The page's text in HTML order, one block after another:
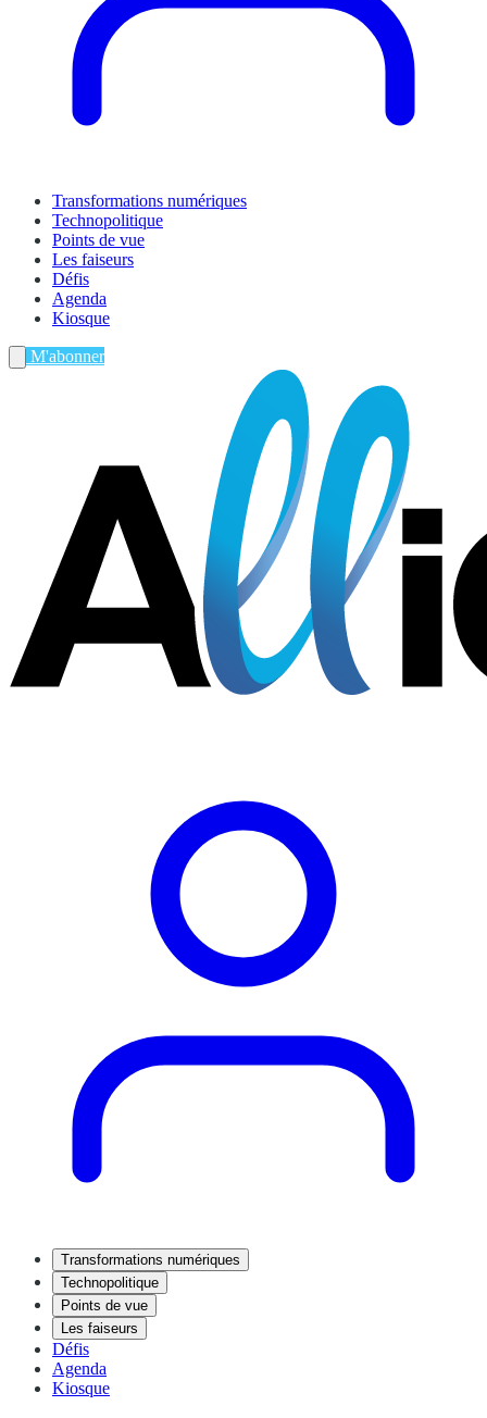
Transformations numériques
Technopolitique
Points de vue
Les faiseurs
Défis
Agenda
Kiosque
M'abonner
Transformations numériques
Technopolitique
Points de vue
Les faiseurs
Défis
Agenda
Kiosque